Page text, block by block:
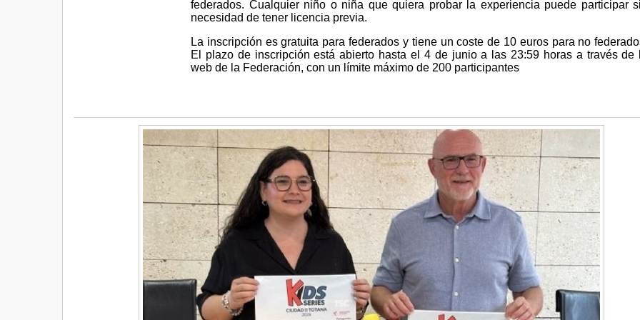
federados. Cualquier niño o niña que quiera probar la experiencia puede participar
necesidad de tener licencia previa.
La inscripción es gratuita para federados y tiene un coste de 10 euros para no
El plazo de inscripción está abierto hasta el 4 de junio a las 23:59 horas a través de
web de la Federación, con un límite máximo de 200 participantes